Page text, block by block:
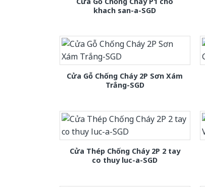
khach san-a-SGD
Cửa Gỗ Chống Cháy 2P Sơn Xám
Trắng-SGD
Cửa Thép Chống Cháy 2P 2 tay
co thuy luc-a-SGD